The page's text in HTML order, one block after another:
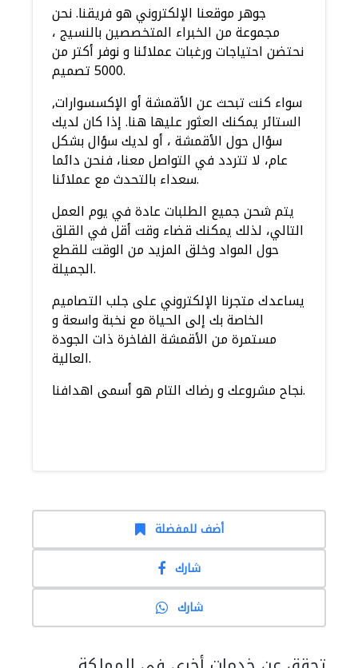
جوهر موقعنا الإلكتروني هو فريقنا. نحن
مجموعة من الخبراء المتخصصين بالنسيج ،
نحتضن احتياجات ورغبات عملائنا و نوفر أكتر من
5000 تصميم.
سواء كنت تبحث عن الأقمشة أو الإكسسوارات,
الستائر يمكنك العثور عليها هنا. إذا كان لديك
سؤال حول الأقمشة ، أو لديك سؤال بشكل
عام، لا تتردد في التواصل معنا، فنحن دائما
سعداء بالتحدث مع عملائنا.
يتم شحن جميع الطلبات عادة في يوم العمل
التالي، لذلك يمكنك قضاء وقت أقل في القلق
حول المواد وخلق المزيد من الوقت للقطع
الجميلة.
يساعدك متجرنا الإلكتروني على جلب التصاميم
الخاصة بك إلى الحياة مع نخبة واسعة و
مستمرة من الأقمشة الفاخرة ذات الجودة
العالية.
نجاح مشروعك و رضاك التام هو أسمى اهدافنا.
أضف للمفضلة
شارك
شارك